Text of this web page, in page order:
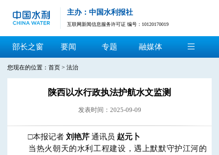
主办：中国水利报社
互联网新闻信息服务许可证 编号：10120170019
部长之窗 要闻 专题 融媒体
您现在的位置： 首页 > 法治
陕西以水行政执法护航水文监测
发表时间：2025-09-09
□本报记者 刘艳芹 通讯员 赵元卜
当热火朝天的水利工程建设，遇上默默守护江河的